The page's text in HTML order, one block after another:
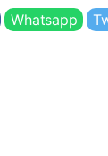
Whatsapp